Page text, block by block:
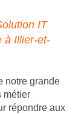
IT
à Illier-et-
notre grande
métier
répondre aux